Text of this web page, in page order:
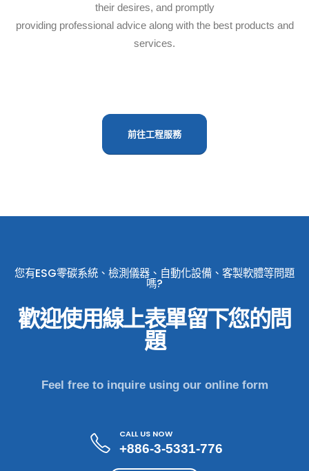
their desires, and promptly
providing professional advice along with the best products and
services.
前往工程服務
您有ESG零碳系統、檢測儀器、自動化設備、客製軟體等問題
嗎?
歡迎使用線上表單留下您的問
題
Feel free to inquire using our online form
CALL US NOW
+886-3-5331-776